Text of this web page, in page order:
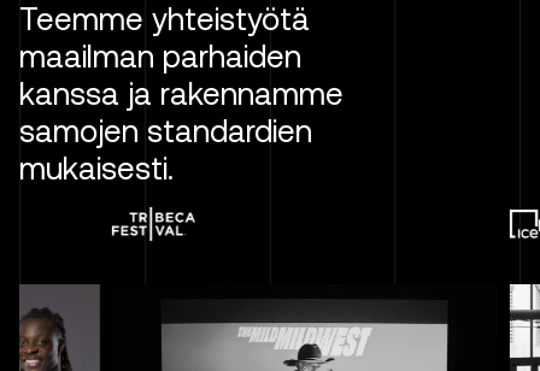
Teemme yhteistyötä
maailman parhaiden
kanssa ja rakennamme
samojen standardien
mukaisesti.